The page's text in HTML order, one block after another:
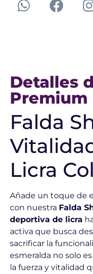
Detalles
Premium
Falda
Licra
Añade un toque de
con nuestra Falda
deportiva de licra
activa que busca
sacrificar la
esmeralda no solo
la fuerza y vitalidad